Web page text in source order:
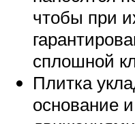
чтобы при
сплошной
Плитка
основание